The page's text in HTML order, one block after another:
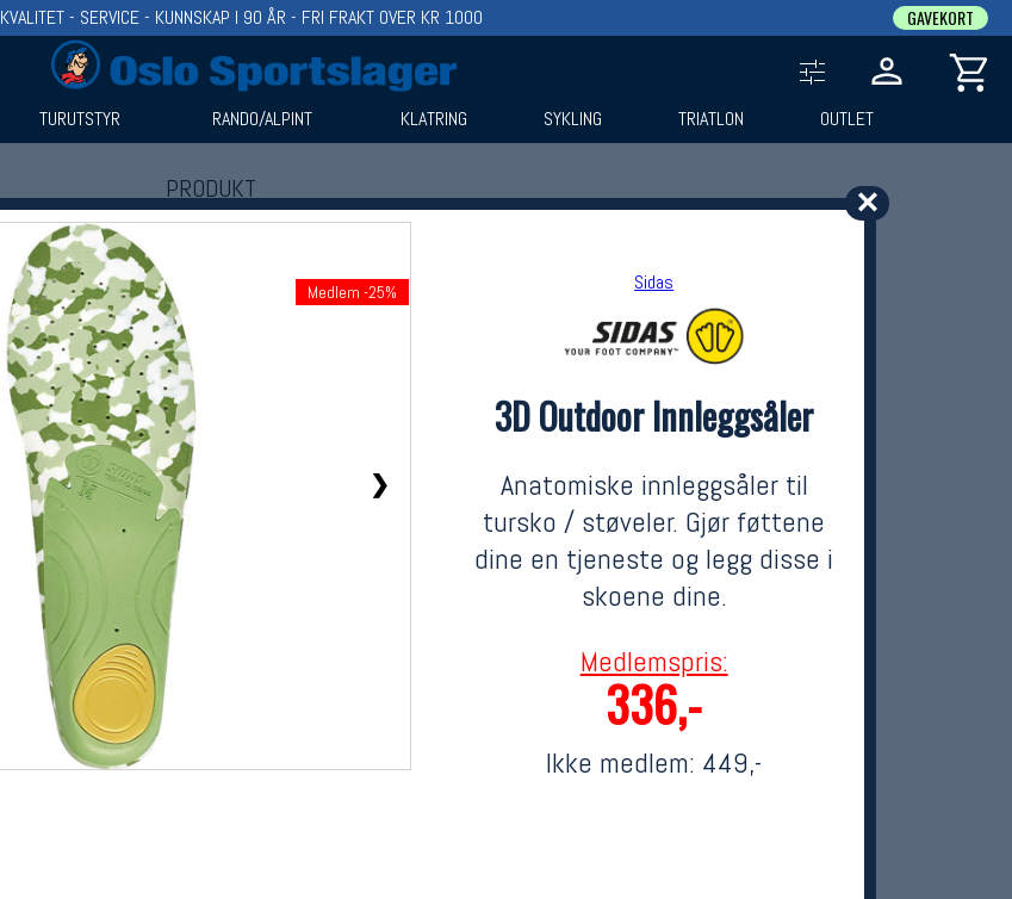
✕
❯
Medlem -25% Sidas
3D Outdoor Innleggsåler
Anatomiske innleggsåler til
tursko / støveler. Gjør føttene
dine en tjeneste og legg disse i
skoene dine.
Medlemspris:
336,-
Ikke medlem: 449,-
KVALITET - SERVICE - KUNNSKAP I 90 ÅR - FRI FRAKT OVER KR 1000 GAVEKORT
TURUTSTYR RANDO/ALPINT KLATRING SYKLING TRIATLON OUTLET
PRODUKT
Produkter (1)
Bruk filter til å spisse søket